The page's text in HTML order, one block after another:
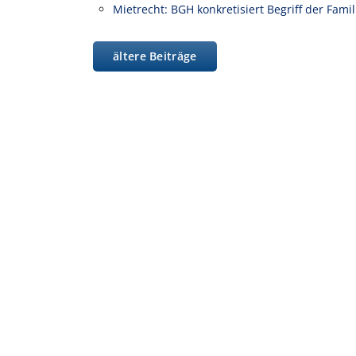
Mietrecht: BGH konkretisiert Begriff der
ältere Beiträge